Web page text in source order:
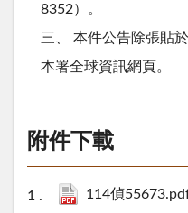
8352）。
三、 本件公告除張貼
本署全球資訊網頁。
附件下載
114偵